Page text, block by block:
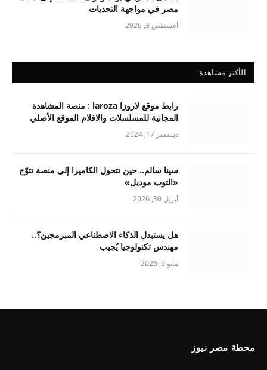
مصر في مواجهة التحديات
أغسطس 3, 2026
الأكثر مشاهدة
رابط موقع لاروزا laroza : منصة المشاهدة
المجانية للمسلسلات والافلام الموقع الأصلي
ديسمبر 17, 2024
سينا سالم.. حين تتحول الكاميرا إلى منصة تتوّج
«التوب موديل»
أبريل 30, 2026
هل يستبدل الذكاء الاصطناعي المبرمجين؟..
مهندس تكنولوجيا يُجيب
مايو 9, 2026
محطة مصر نيوز